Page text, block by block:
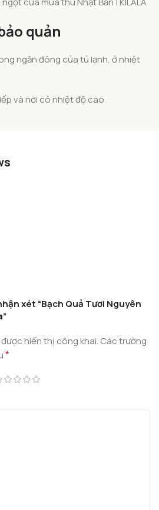
quản
ngăn đông của tủ lạnh, ở nhiệt
và nơi có nhiệt độ cao.
xét “Bạch Quả Tươi Nguyên
hiển thị công khai. Các trường
*